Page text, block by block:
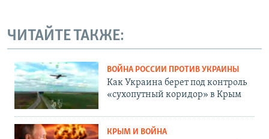
ЧИТАЙТЕ ТАКЖЕ:
ВОЙНА РОССИИ ПРОТИВ УКРАИНЫ
Как Украина берет под контроль
«сухопутный коридор» в Крым
КРЫМ И ВОЙНА